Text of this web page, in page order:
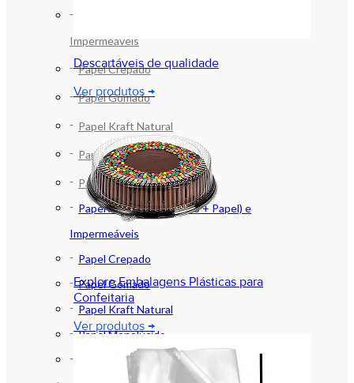
Impermeáveis
Papel Crepado
Papel Gomado
Papel Kraft Natural
Papel Monolúcido
Papel Strong
Papel Acoplado (Plástico + Papel) e
Impermeáveis
Papel Crepado
Papel Gomado
Papel Kraft Natural
Papel Monolúcido
Papel Strong
Descartáveis de qualidade
Ver produtos →
Explore Embalagens Plásticas para
Confeitaria
Ver produtos →